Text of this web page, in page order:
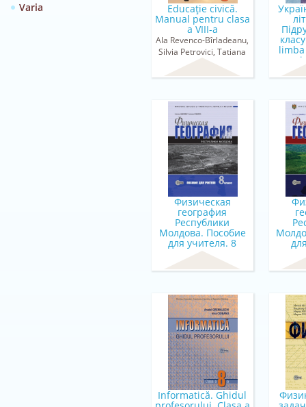
Varia
Educaţie civică.
Manual pentru clasa
a VIII-a
Ala Revenco-Bîrladeanu,
Silvia Petrovici, Tatiana
Turchină
М.B.
Физическая
география
Республики
Молдова. Пособие
для учителя. 8
класс
Наталья Одоляну,
Informatică. Ghidul